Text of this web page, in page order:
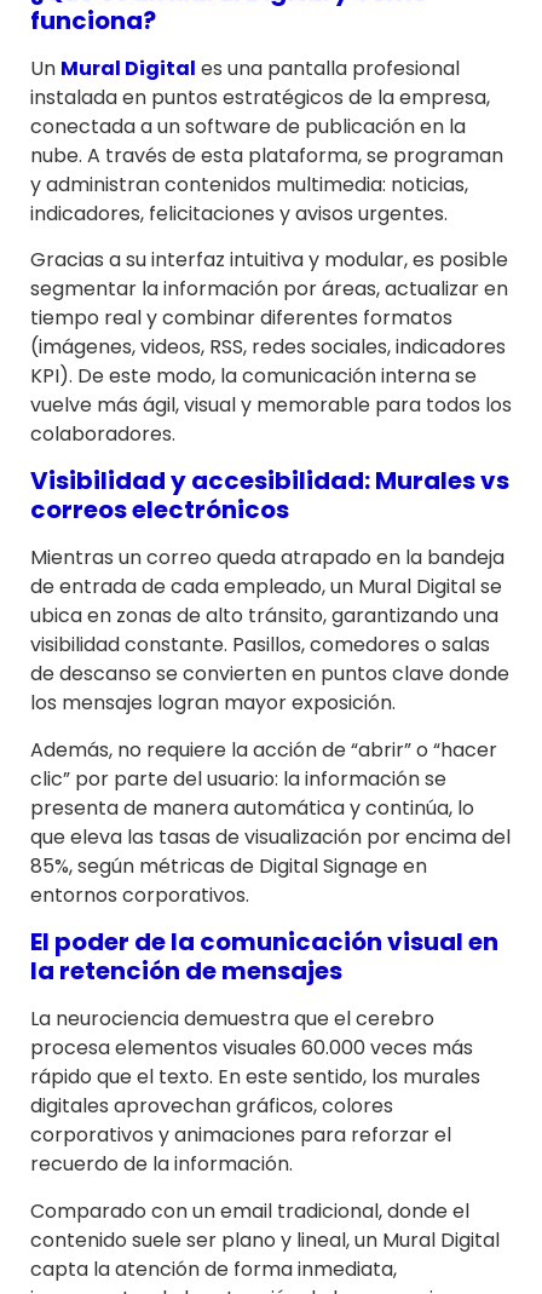
funciona?
Un Mural Digital es una pantalla profesional
instalada en puntos estratégicos de la empresa,
conectada a un software de publicación en la
nube. A través de esta plataforma, se programan
y administran contenidos multimedia: noticias,
indicadores, felicitaciones y avisos urgentes.
Gracias a su interfaz intuitiva y modular, es posible
segmentar la información por áreas, actualizar en
tiempo real y combinar diferentes formatos
(imágenes, videos, RSS, redes sociales, indicadores
KPI). De este modo, la comunicación interna se
vuelve más ágil, visual y memorable para todos los
colaboradores.
Visibilidad y accesibilidad: Murales vs
correos electrónicos
Mientras un correo queda atrapado en la bandeja
de entrada de cada empleado, un Mural Digital se
ubica en zonas de alto tránsito, garantizando una
visibilidad constante. Pasillos, comedores o salas
de descanso se convierten en puntos clave donde
los mensajes logran mayor exposición.
Además, no requiere la acción de “abrir” o “hacer
clic” por parte del usuario: la información se
presenta de manera automática y continúa, lo
que eleva las tasas de visualización por encima del
85%, según métricas de Digital Signage en
entornos corporativos.
El poder de la comunicación visual en
la retención de mensajes
La neurociencia demuestra que el cerebro
procesa elementos visuales 60.000 veces más
rápido que el texto. En este sentido, los murales
digitales aprovechan gráficos, colores
corporativos y animaciones para reforzar el
recuerdo de la información.
Comparado con un email tradicional, donde el
contenido suele ser plano y lineal, un Mural Digital
capta la atención de forma inmediata,